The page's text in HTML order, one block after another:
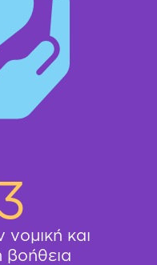
νομική και
βοήθεια